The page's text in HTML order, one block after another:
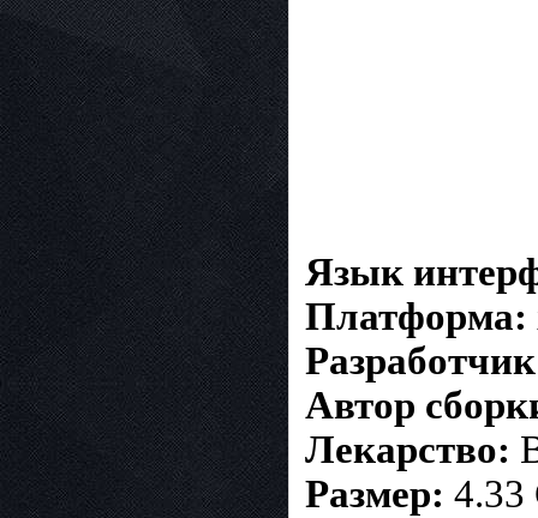
Язык
Платформа:
Разработчик
Автор
Лекарство:
Размер: 4.33